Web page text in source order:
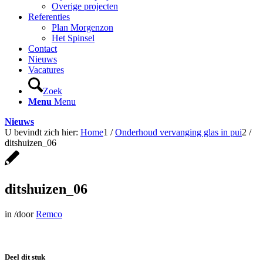
Overige projecten
Referenties
Plan Morgenzon
Het Spinsel
Contact
Nieuws
Vacatures
Zoek
Menu Menu
Nieuws
U bevindt zich hier: Home1 / Onderhoud vervanging glas in pui2 /
ditshuizen_06
ditshuizen_06
in /doorRemco
Deel dit stuk